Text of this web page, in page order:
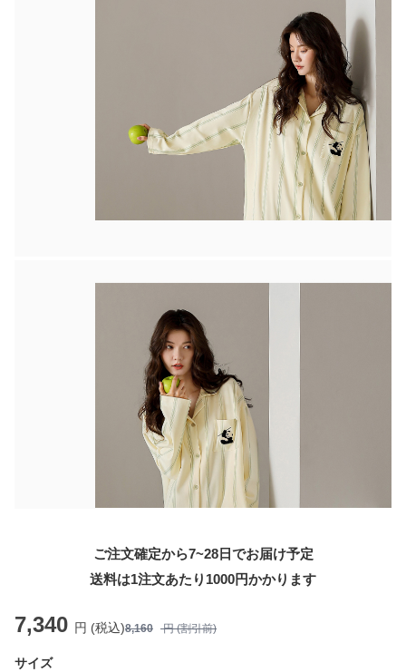
ご注文確定から7~28日でお届け予定
送料は1注文あたり 1000円かかります
7,340 円 (税込)8,160 円 (割引前)
サイズ